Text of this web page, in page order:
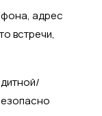
адрес
встречи,